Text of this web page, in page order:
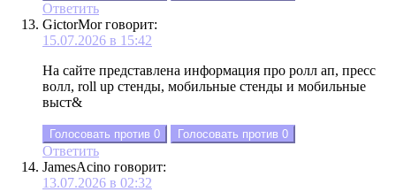
Ответить
GictorMor говорит:
15.07.2026 в 15:42
На сайте представлена информация про ролл ап, пресс
волл, roll up стенды, мобильные стенды и мобильные
выст&
Голосовать против 0 Голосовать против 0
Ответить
JamesAcino говорит:
13.07.2026 в 02:32